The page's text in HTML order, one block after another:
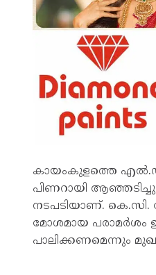
കായംകുളത്തെ
പിണറായി
നടപടിയാണ്.
മോശമായ പരാമർശം
പാലിക്കണമെന്നും